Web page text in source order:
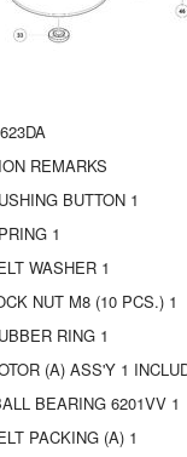
REMARKS
BUTTON 1
1
WASHER 1
NUT M8 (10 PCS.) 1
RING 1
(A) ASS'Y 1
BEARING 6201VV 1
PACKING (A) 1